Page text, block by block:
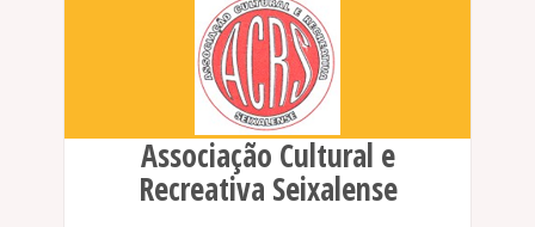
Associação Cultural e
Recreativa Seixalense